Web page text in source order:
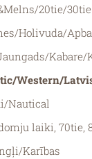
20tie/30tie
Holivuda/
Kabare/
Western/
Nautical
laiki, 70tie,
Karības